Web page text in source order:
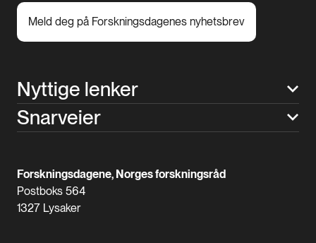
Meld deg på Forskningsdagenes nyhetsbrev
Nyttige lenker
Snarveier
Forskningsdagene, Norges forskningsråd
Postboks 564
1327 Lysaker